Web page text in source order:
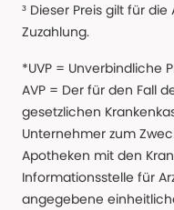
³ Dieser Preis gilt für
Zuzahlung.
*UVP = Unverbindliche
AVP = Der für den Fall
gesetzlichen
Unternehmer zum
Apotheken mit den
Informationsstelle für
angegebene